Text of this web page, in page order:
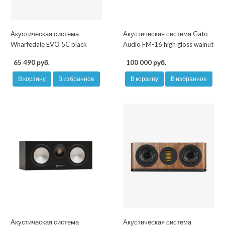
Акустическая система
Wharfedale EVO 5C black
65 490 руб.
В корзину В избранное
Акустическая система Gato
Audio FM-16 high gloss walnut
100 000 руб.
В корзину В избранное
Акустическая система
Акустическая система